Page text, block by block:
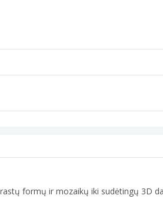
formų ir mozaikų iki sudėtingų 3D